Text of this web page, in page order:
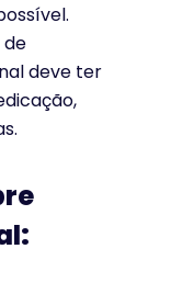
de
deve ter